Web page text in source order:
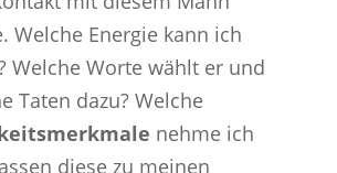
Welche Energie kann ich
Welche Worte wählt er und
Taten dazu? Welche
nehme ich
diese zu meinen